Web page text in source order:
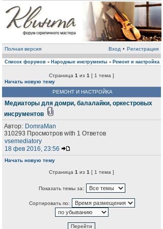
Полная версия Вход • Регистрация
Список форумов » Народные инструменты » Ремонт и настройка
Страница 1 из 1 [ 1 тема ]
Начать новую тему
РЕМОНТ И НАСТРОЙКА
Медиаторы для домри, балалайки, оркестровых
инсрументов
Автор: DomraMan
310293 Просмотров with 1 Ответов
vsemediatory
18 фев 2016, 23:56
Начать новую тему
Страница 1 из 1 [ 1 тема ]
Показать темы за:
Сортировать по: